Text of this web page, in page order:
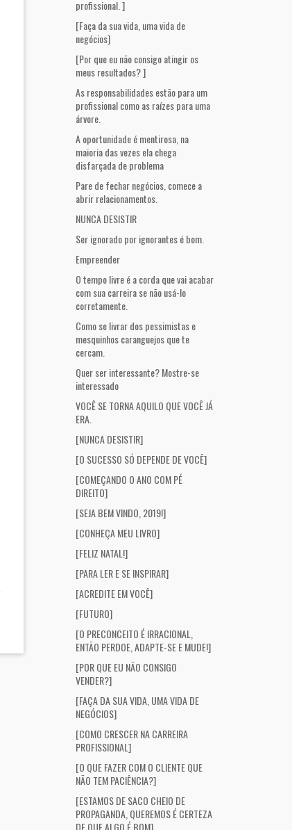
profissional. ]
[Faça da sua vida, uma vida de
negócios]
[Por que eu não consigo atingir os
meus resultados? ]
As responsabilidades estão para um
profissional como as raízes para uma
árvore.
A oportunidade é mentirosa, na
maioria das vezes ela chega
disfarçada de problema
Pare de fechar negócios, comece a
abrir relacionamentos.
NUNCA DESISTIR
Ser ignorado por ignorantes é bom.
Empreender
O tempo livre é a corda que vai acabar
com sua carreira se não usá-lo
corretamente.
Como se livrar dos pessimistas e
mesquinhos caranguejos que te
cercam.
Quer ser interessante? Mostre-se
interessado
VOCÊ SE TORNA AQUILO QUE VOCÊ JÁ
ERA.
[NUNCA DESISTIR]
[O SUCESSO SÓ DEPENDE DE VOCÊ]
[COMEÇANDO O ANO COM PÉ
DIREITO]
[SEJA BEM VINDO, 2019!]
[CONHEÇA MEU LIVRO]
[FELIZ NATAL!]
[PARA LER E SE INSPIRAR]
[ACREDITE EM VOCÊ]
[FUTURO]
[O PRECONCEITO É IRRACIONAL,
ENTÃO PERDOE, ADAPTE-SE E MUDE!]
[POR QUE EU NÃO CONSIGO
VENDER?]
[FAÇA DA SUA VIDA, UMA VIDA DE
NEGÓCIOS]
[COMO CRESCER NA CARREIRA
PROFISSIONAL]
[O QUE FAZER COM O CLIENTE QUE
NÃO TEM PACIÊNCIA?]
[ESTAMOS DE SACO CHEIO DE
PROPAGANDA, QUEREMOS É CERTEZA
DE QUE ALGO É BOM]